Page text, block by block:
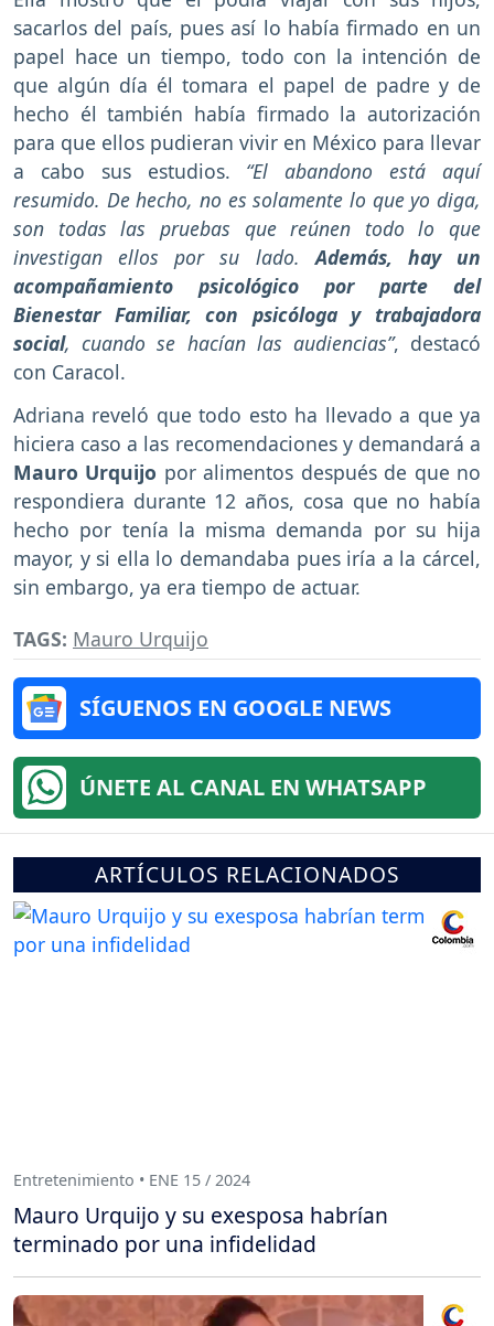
sacarlos del país, pues así lo había firmado en un
papel hace un tiempo, todo con la intención de
que algún día él tomara el papel de padre y de
hecho él también había firmado la autorización
para que ellos pudieran vivir en México para llevar
a cabo sus estudios. “El abandono está aquí
resumido. De hecho, no es solamente lo que yo diga,
son todas las pruebas que reúnen todo lo que
investigan ellos por su lado.Además, hay un
acompañamiento psicológico por parte del
Bienestar Familiar, con psicóloga y trabajadora
social, cuando se hacían las audiencias”, destacó
con Caracol.
Adriana reveló que todo esto ha llevado a que ya
hiciera caso a las recomendaciones y demandará a
Mauro Urquijo por alimentos después de que no
respondiera durante 12 años, cosa que no había
hecho por tenía la misma demanda por su hija
mayor, y si ella lo demandaba pues iría a la cárcel,
sin embargo, ya era tiempo de actuar.
TAGS: Mauro Urquijo
SÍGUENOS EN GOOGLE NEWS
ÚNETE AL CANAL EN WHATSAPP
ARTÍCULOS RELACIONADOS
Entretenimiento • ENE 15 / 2024
Mauro Urquijo y su exesposa habrían
terminado por una infidelidad